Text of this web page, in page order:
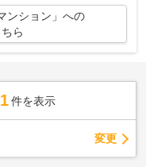
ンション」への
ら
件を表示
変更